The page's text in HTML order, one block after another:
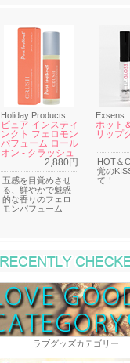
Holiday Products
ピュア インスティ
ンクト フェロモン
パフューム ロール
オン - クラッシュ
2,880円
五感を目覚めさせ
る、鮮やかで魅惑
的な香りのフェロ
モンパフューム
Exsens
ホット
リップ
HOT＆
覚の
て！
ラブグッズカテゴリー